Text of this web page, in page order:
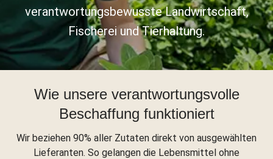
verantwortungsbewusste Landwirtschaft,
Fischerei und Tierhaltung.
Wie unsere verantwortungsvolle
Beschaffung funktioniert
Wir beziehen 90% aller Zutaten direkt von ausgewählten
Lieferanten. So gelangen die Lebensmittel ohne